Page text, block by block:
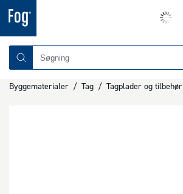
Byggematerialer / Tag / Tagplader og tilbehør